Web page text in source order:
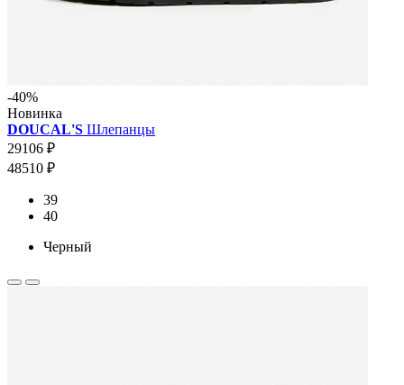
-40%
Новинка
DOUCAL'S Шлепанцы
29106 ₽
48510 ₽
39
40
Черный